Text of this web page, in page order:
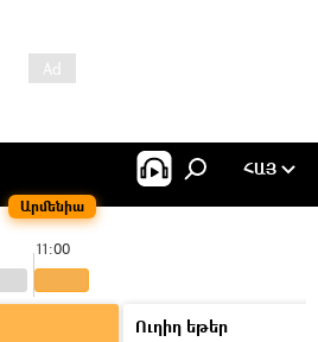
Արմենիա
ՀԱՅ
11:00
Ուղիղ եթեր